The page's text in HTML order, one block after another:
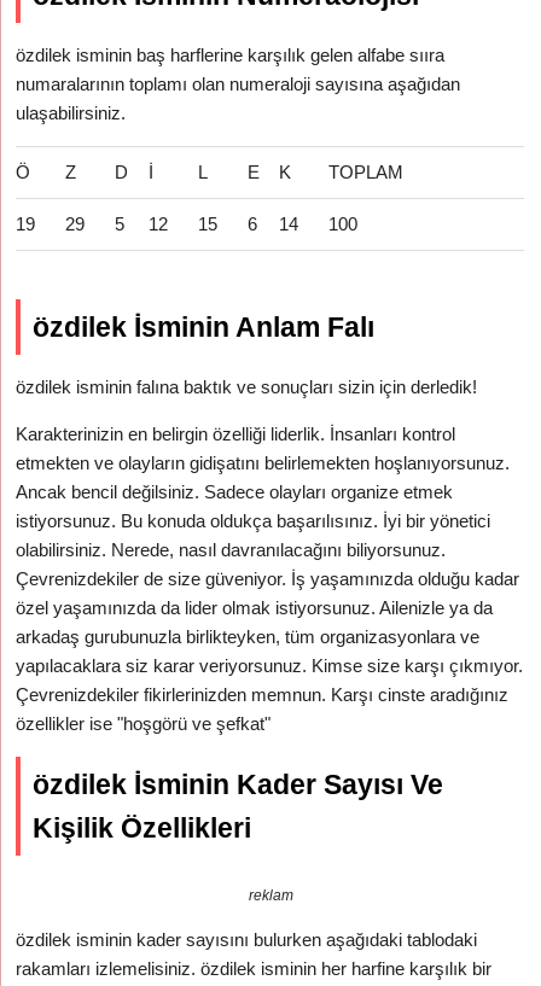
özdilek isminin baş harflerine karşılık gelen alfabe sııra
numaralarının toplamı olan numeraloji sayısına aşağıdan
ulaşabilirsiniz.
Ö Z D İ L E K TOPLAM
19 29 5 12 15 6 14 100
özdilek İsminin Anlam Falı
özdilek isminin falına baktık ve sonuçları sizin için derledik!
Karakterinizin en belirgin özelliği liderlik. İnsanları kontrol
etmekten ve olayların gidişatını belirlemekten hoşlanıyorsunuz.
Ancak bencil değilsiniz. Sadece olayları organize etmek
istiyorsunuz. Bu konuda oldukça başarılısınız. İyi bir yönetici
olabilirsiniz. Nerede, nasıl davranılacağını biliyorsunuz.
Çevrenizdekiler de size güveniyor. İş yaşamınızda olduğu kadar
özel yaşamınızda da lider olmak istiyorsunuz. Ailenizle ya da
arkadaş gurubunuzla birlikteyken, tüm organizasyonlara ve
yapılacaklara siz karar veriyorsunuz. Kimse size karşı çıkmıyor.
Çevrenizdekiler fikirlerinizden memnun. Karşı cinste aradığınız
özellikler ise "hoşgörü ve şefkat"
özdilek İsminin Kader Sayısı Ve
Kişilik Özellikleri
reklam
özdilek isminin kader sayısını bulurken aşağıdaki tablodaki
rakamları izlemelisiniz. özdilek isminin her harfine karşılık bir